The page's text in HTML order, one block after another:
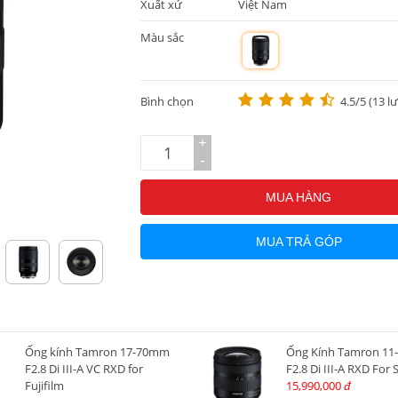
Xuất xứ Việt Nam
Màu sắc
m
Bình chọn 4.5/5 (13
+
-
MUA HÀNG
MUA TRẢ GÓP
Ống kính Tamron 17-70mm
F2.8 Di III-A VC RXD for
Fujifilm
Ống Kính Tamron
F2.8 Di III-A RXD For
15,990,000 đ